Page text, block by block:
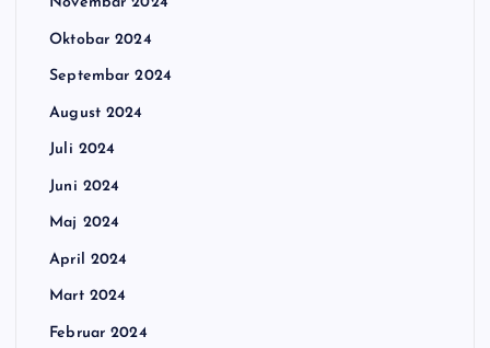
Oktobar 2024
Septembar 2024
August 2024
Juli 2024
Juni 2024
Maj 2024
April 2024
Mart 2024
Februar 2024